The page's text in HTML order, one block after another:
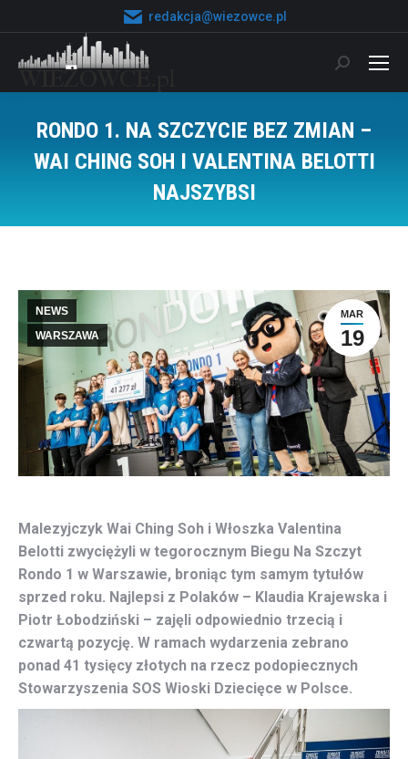
redakcja@wiezowce.pl
Szukaj:
RONDO 1. NA SZCZYCIE BEZ ZMIAN –
WAI CHING SOH I VALENTINA BELOTTI
NAJSZYBSI
MAR
19
NEWS
WARSZAWA
Malezyjczyk Wai Ching Soh i Włoszka Valentina
Belotti zwyciężyli w tegorocznym Biegu Na Szczyt
Rondo 1 w Warszawie, broniąc tym samym tytułów
sprzed roku. Najlepsi z Polaków – Klaudia Krajewska i
Piotr Łobodziński – zajęli odpowiednio trzecią i
czwartą pozycję. W ramach wydarzenia zebrano
ponad 41 tysięcy złotych na rzecz podopiecznych
Stowarzyszenia SOS Wioski Dziecięce w Polsce.